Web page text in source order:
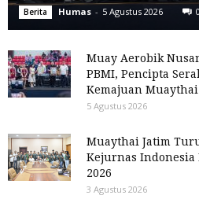
Berita Humas - 5 Agustus 2026 0
Muay Aerobik
PBMI, Pencipta
Kemajuan
5 Agustus 2026
Muaythai Jatim
Kejurnas
2026
3 Agustus 2026